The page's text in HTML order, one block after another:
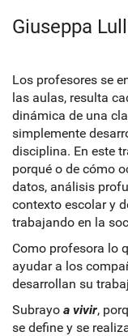
Giuseppa
Los profesores se
las aulas, resulta
dinámica de una
simplemente
disciplina. En este
porqué o de cómo
datos, análisis
contexto escolar y
trabajando en la
Como profesora lo
ayudar a los
desarrollan su
Subrayo a vivir,
se define y se